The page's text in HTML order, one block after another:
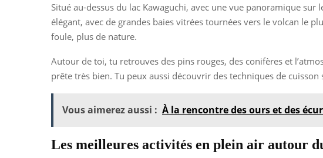
Situé au-dessus du lac Kawaguchi, avec une vue panoramique
élégant, avec de grandes baies vitrées tournées vers le volcan le
foule, plus de nature.
Autour de toi, tu retrouves des pins rouges, des conifères et
prête très bien. Tu peux aussi découvrir des techniques de
Vous aimerez aussi : À la rencontre des ours et des
Les meilleures activités en plein air autour